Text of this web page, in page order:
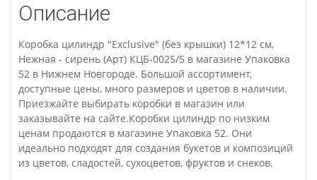
Описание
Коробка цилиндр "Exclusive" (без крышки) 12*12 см,
Нежная - сирень (Арт) КЦБ-0025/5 в магазине Упаковка
52 в Нижнем Новгороде. Большой ассортимент,
доступные цены, много размеров и цветов в наличии.
Приезжайте выбирать коробки в магазин или
заказывайте на сайте.Коробки цилиндр по низким
ценам продаются в магазине Упаковка 52. Они
идеально подходят для создания букетов и композиций
из цветов, сладостей, сухоцветов, фруктов и снеков.